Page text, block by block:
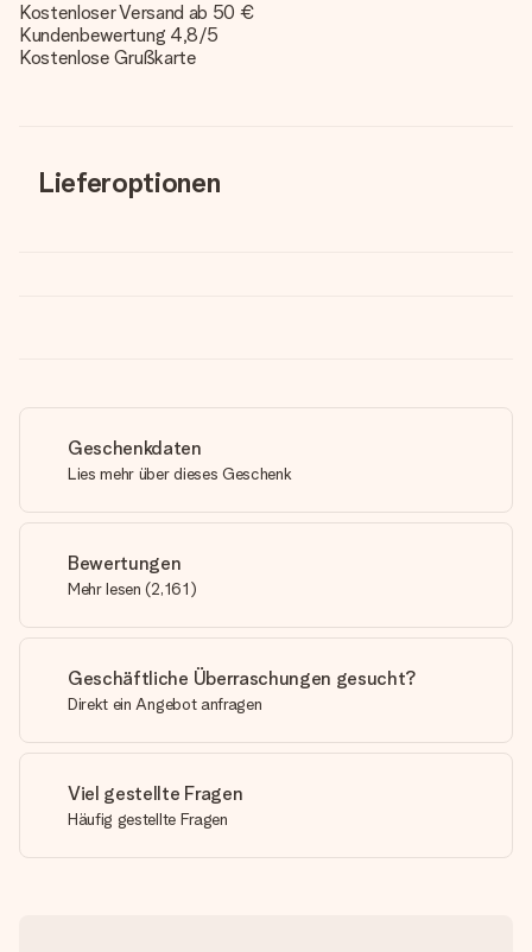
Kostenloser Versand ab 50 €
Kundenbewertung 4,8/5
Kostenlose Grußkarte
Lieferoptionen
Geschenkdaten
Lies mehr über dieses Geschenk
Bewertungen
Mehr lesen (2,161)
Geschäftliche Überraschungen gesucht?
Direkt ein Angebot anfragen
Viel gestellte Fragen
Häufig gestellte Fragen